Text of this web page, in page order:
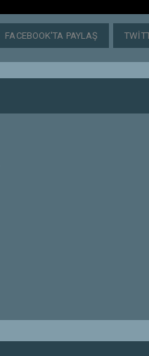
FACEBOOK'TA PAYLAŞ